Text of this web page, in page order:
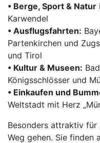
• Berge, Sport & Natur
Karwendel
• Ausflugsfahrten:
Partenkirchen und
und Tirol
• Kultur & Museen:
Königsschlösser und
• Einkaufen und
Weltstadt mit Herz
Besonders attraktiv für
Weg gehen. Sie finden